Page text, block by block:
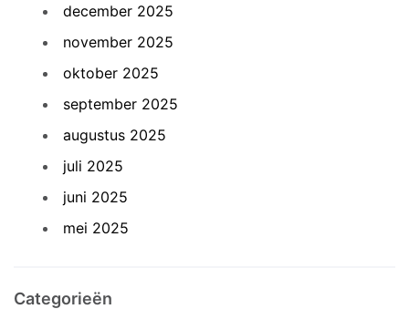
december 2025
november 2025
oktober 2025
september 2025
augustus 2025
juli 2025
juni 2025
mei 2025
Categorieën